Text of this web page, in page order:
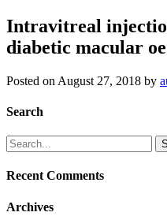
Intravitreal
diabetic macular
Posted on August 27, 2018 by
Search
Search
for:
Recent Comments
Archives